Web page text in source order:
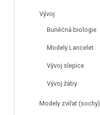
Vývoj
Buněčná biologie
Modely Lancelet
Vývoj slepice
Vývoj žáby
Modely zvířat (sochy)